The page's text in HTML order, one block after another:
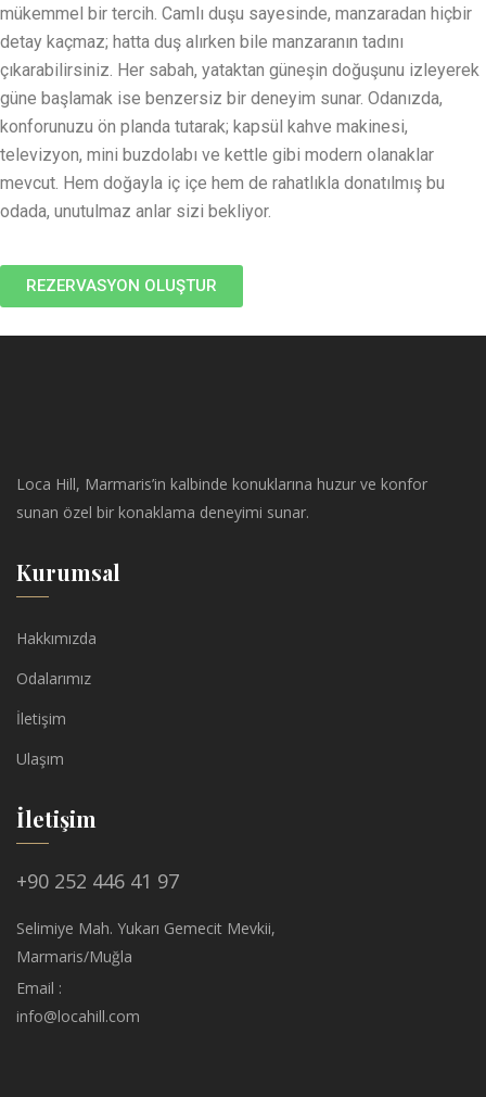
mükemmel bir tercih. Camlı duşu sayesinde, manzaradan hiçbir
detay kaçmaz; hatta duş alırken bile manzaranın tadını
çıkarabilirsiniz. Her sabah, yataktan güneşin doğuşunu izleyerek
güne başlamak ise benzersiz bir deneyim sunar. Odanızda,
konforunuzu ön planda tutarak; kapsül kahve makinesi,
televizyon, mini buzdolabı ve kettle gibi modern olanaklar
mevcut. Hem doğayla iç içe hem de rahatlıkla donatılmış bu
odada, unutulmaz anlar sizi bekliyor.
REZERVASYON OLUŞTUR
Loca Hill, Marmaris’in kalbinde konuklarına huzur ve konfor
sunan özel bir konaklama deneyimi sunar.
Kurumsal
Hakkımızda
Odalarımız
İletişim
Ulaşım
İletişim
+90 252 446 41 97
Selimiye Mah. Yukarı Gemecit Mevkii,
Marmaris/Muğla
Email :
info@locahill.com